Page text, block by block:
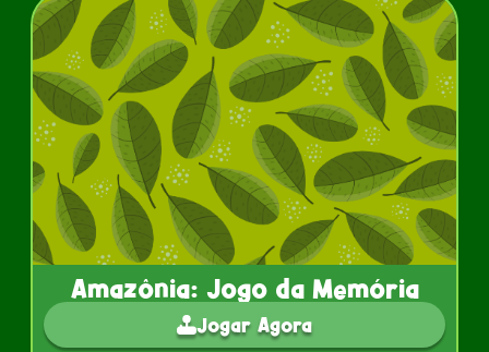
Amazônia: Jogo da Memória
Jogar Agora